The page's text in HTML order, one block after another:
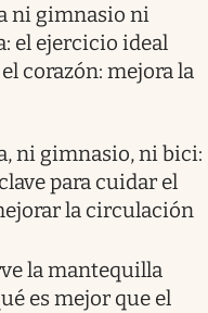
ni gimnasio ni
el ejercicio ideal
corazón: mejora la
ni gimnasio, ni bici:
para cuidar el
la circulación
la mantequilla
es mejor que el